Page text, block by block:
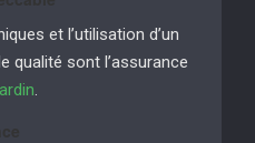
et l’utilisation d’un
qualité sont l’assurance
.